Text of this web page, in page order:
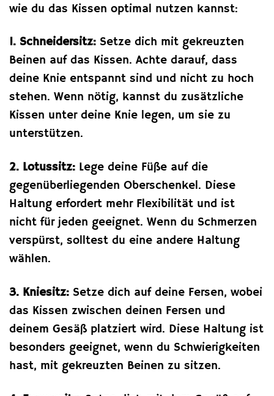
wie du das Kissen optimal nutzen kannst:
1. Schneidersitz: Setze dich mit gekreuzten
Beinen auf das Kissen. Achte darauf, dass
deine Knie entspannt sind und nicht zu hoch
stehen. Wenn nötig, kannst du zusätzliche
Kissen unter deine Knie legen, um sie zu
unterstützen.
2. Lotussitz: Lege deine Füße auf die
gegenüberliegenden Oberschenkel. Diese
Haltung erfordert mehr Flexibilität und ist
nicht für jeden geeignet. Wenn du Schmerzen
verspürst, solltest du eine andere Haltung
wählen.
3. Kniesitz: Setze dich auf deine Fersen, wobei
das Kissen zwischen deinen Fersen und
deinem Gesäß platziert wird. Diese Haltung ist
besonders geeignet, wenn du Schwierigkeiten
hast, mit gekreuzten Beinen zu sitzen.